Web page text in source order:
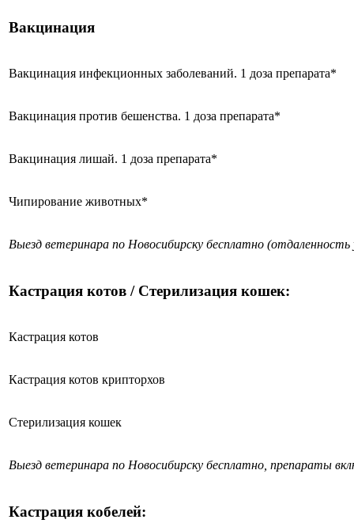
Вакцинация
Вакцинация инфекционных заболеваний. 1 доза препарата*
Вакцинация против бешенства. 1 доза препарата*
Вакцинация лишай. 1 доза препарата*
Чипирование животных*
Выезд ветеринара по Новосибирску бесплатно
Кастрация котов / Стерилизация кошек:
Кастрация котов
Кастрация котов крипторхов
Стерилизация кошек
Выезд ветеринара по Новосибирску бесплатно, препараты
Кастрация кобелей: